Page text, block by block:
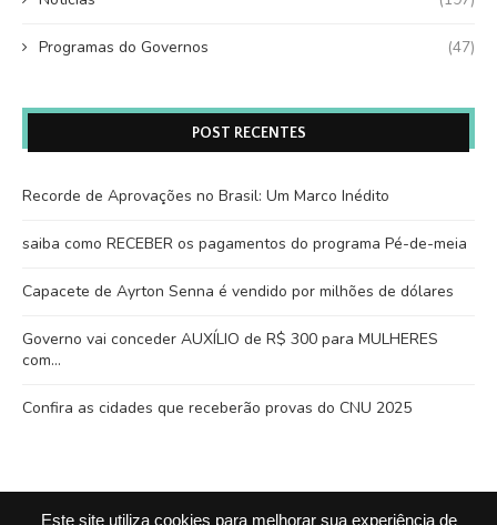
Este site utiliza cookies para melhorar sua experiência de
Programas do Governos (47)
POST RECENTES
Recorde de Aprovações no Brasil: Um Marco Inédito
saiba como RECEBER os pagamentos do programa Pé-de-meia
Capacete de Ayrton Senna é vendido por milhões de dólares
Governo vai conceder AUXÍLIO de R$ 300 para MULHERES
com…
Confira as cidades que receberão provas do CNU 2025